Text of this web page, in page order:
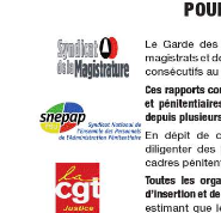
ADHÉSION
ESPACE MILITANT